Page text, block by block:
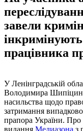
завели
працівника
У Ленінградській
Володимира
насильства щодо
затримання
прапора України.
видання Медиазона з